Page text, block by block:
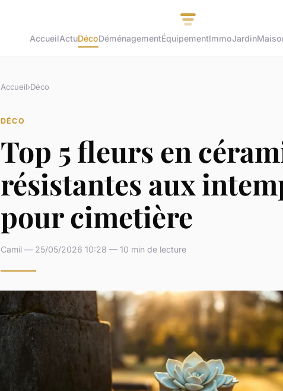
AccueilActuDécoDéménagementÉquipementImmoJardin
Accueil›Déco
DÉCO
Top 5 fleurs en
résistantes aux
pour cimetière
Camil — 25/05/2026 10:28 — 10 min de lecture